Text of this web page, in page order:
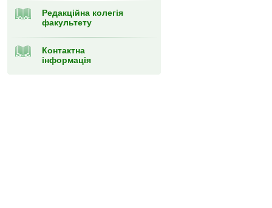
Редакційна колегія
факультету
Контактна
інформація